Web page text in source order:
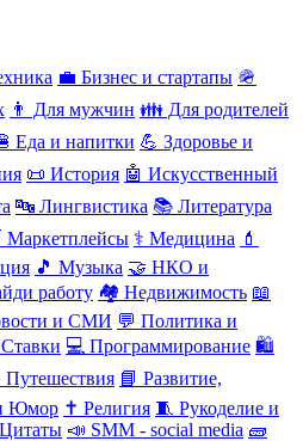
💼 Бизнес и стартапы 🪖
👨 Для мужчин 👪 Для родителей
Еда и напитки 💪 Здоровье и
📜 История 🤖 Искусственный
🔤 Лингвистика 📚 Литература
Маркетплейсы ⚕️ Медицина 💄
🎵 Музыка 🤝 НКО и
работу 🏘️ Недвижимость 📖
и СМИ 💬 Политика и
💻 Программирование 🛍️
📘 Развитие,
Юмор ✝️ Религия 🧵 Рукоделие и
📣 SMM - social media 🧱